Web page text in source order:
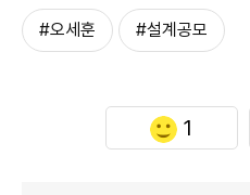
#오세훈 #설계공모
1